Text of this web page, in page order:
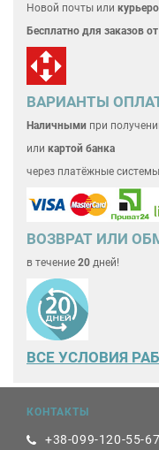
Новой почты или
Бесплатно для заказов
ВАРИАНТЫ
Наличными при
или картой банка
через платёжные
ВОЗВРАТ ИЛИ
в течение 20 дней!
ВСЕ УСЛОВИЯ
КОНТАКТЫ
+38-099-120-55-67